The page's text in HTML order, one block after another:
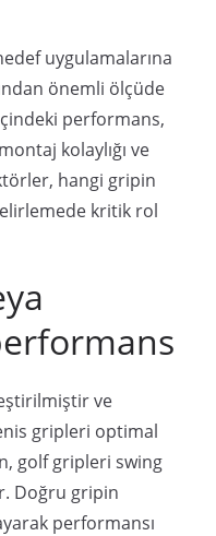
uygulamalarına
önemli ölçüde
performans,
kolaylığı ve
hangi gripin
kritik rol
ve
gripleri optimal
golf gripleri swing
Doğru gripin
performansı